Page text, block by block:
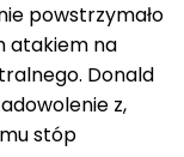
powstrzymało
atakiem na
Donald
z,
stóp